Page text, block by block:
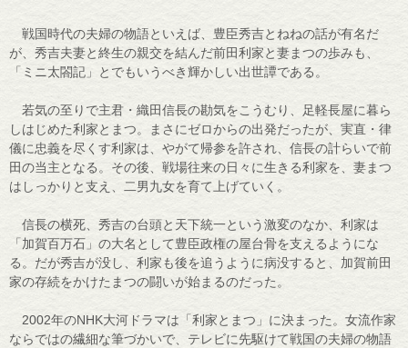
戦国時代の夫婦の物語といえば、豊臣秀吉とねねの話が有名だ
が、秀吉夫妻と終生の親交を結んだ前田利家と妻まつの歩みも、
「ミニ太閤記」とでもいうべき輝かしい出世譚である。
若気の至りで主君・織田信長の勘気をこうむり、足軽長屋に暮ら
しはじめた利家とまつ。まさにゼロからの出発だったが、実直・律
儀に忠義を尽くす利家は、やがて帰参を許され、信長の計らいで前
田の当主となる。その後、戦場往来の日々に生きる利家を、妻まつ
はしっかりと支え、二男九女を育て上げていく。
信長の横死、秀吉の台頭と天下統一という激変のなか、利家は
「加賀百万石」の大名として豊臣政権の屋台骨を支えるようにな
る。だが秀吉が没し、利家も後を追うように病没すると、加賀前田
家の存続をかけたまつの闘いが始まるのだった。
2002年のNHK大河ドラマは「利家とまつ」に決まった。女流作家
ならではの繊細な筆づかいで、テレビに先駆けて戦国の夫婦の物語